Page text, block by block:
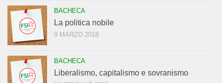
BACHECA
La politica nobile
9 MARZO 2018
BACHECA
Liberalismo, capitalismo e sovranismo